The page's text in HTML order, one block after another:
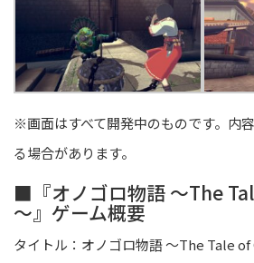
※画面はすべて開発中のものです。内
る場合があります。
■『オノゴロ物語 ～The
～』ゲーム概要
タイトル：オノゴロ物語 ～The Tale